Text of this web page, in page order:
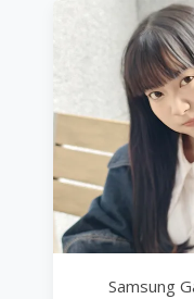
Samsung